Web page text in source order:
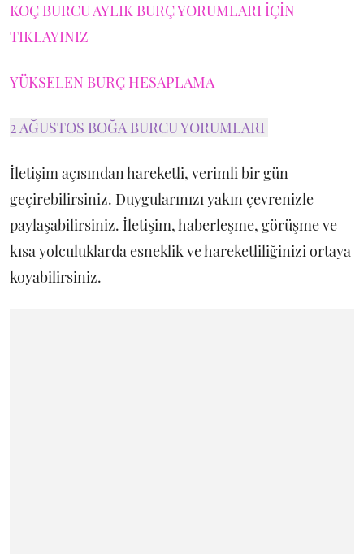
KOÇ BURCU AYLIK BURÇ YORUMLARI İÇİN
TIKLAYINIZ
YÜKSELEN BURÇ HESAPLAMA
2 AĞUSTOS BOĞA BURCU YORUMLARI
İletişim açısından hareketli, verimli bir gün
geçirebilirsiniz. Duygularınızı yakın çevrenizle
paylaşabilirsiniz. İletişim, haberleşme, görüşme ve
kısa yolculuklarda esneklik ve hareketliliğinizi ortaya
koyabilirsiniz.